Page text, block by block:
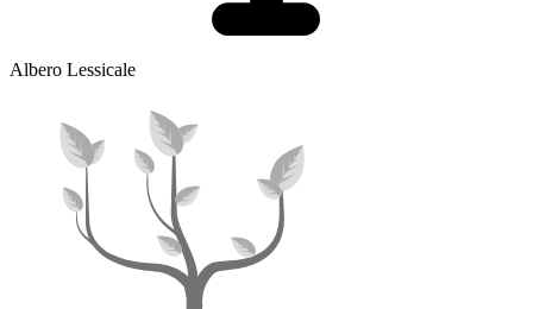
Albero Lessicale